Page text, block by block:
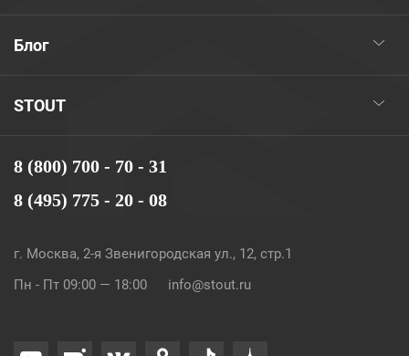
8 (800) 700 - 70 - 31
8 (495) 775 - 20 - 08
г. Москва, 2-я Звенигородская ул., 12, стр.1
Пн - Пт 09:00 — 18:00
info@stout.ru
STOUT
Блог